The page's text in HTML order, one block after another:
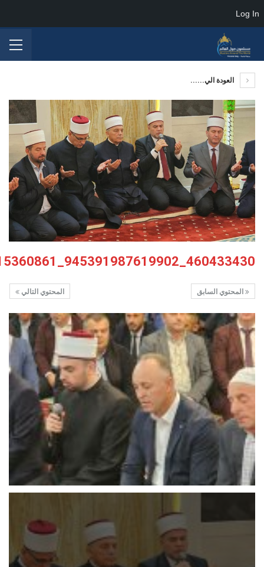
العودة الي......
460433430_945391987619902_5053334463415360861_n
المحتوي التالي المحتوي السابق
Log In